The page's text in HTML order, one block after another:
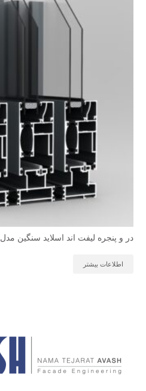
در و پنجره لیفت اند اسلاید سنگین مدل TH LIFT Triple 201.3
اطلاعات بیشتر